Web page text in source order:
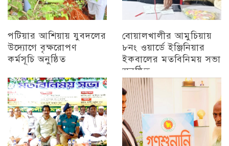
পটিয়ার আশিয়ায় যুবদলের
উদ্যোগে বৃক্ষরোপণ
কর্মসূচি অনুষ্ঠিত
অন্যান্য
বোয়ালখালীর আমুচিয়ায়
৮নং ওয়ার্ডে ইঞ্জিনিয়ার
ইকবালের মতবিনিময় সভা
অনুষ্ঠিত
চট্টগ্রাম